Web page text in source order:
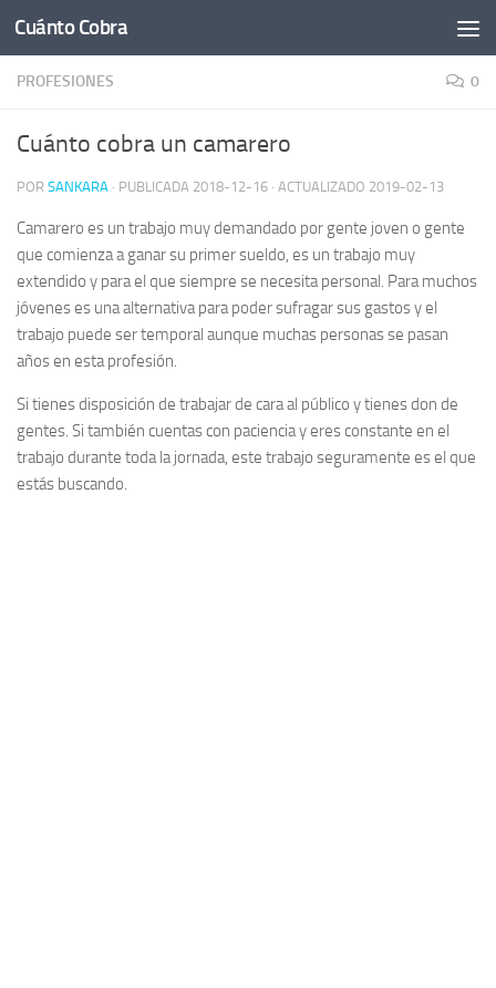
Saltar al contenido
Cuánto Cobra
PROFESIONES 0
Cuánto cobra un camarero
POR SANKARA · PUBLICADA 2018-12-16 · ACTUALIZADO 2019-02-13
Camarero es un trabajo muy demandado por gente joven o gente
que comienza a ganar su primer sueldo, es un trabajo muy
extendido y para el que siempre se necesita personal. Para muchos
jóvenes es una alternativa para poder sufragar sus gastos y el
trabajo puede ser temporal aunque muchas personas se pasan
años en esta profesión.
Si tienes disposición de trabajar de cara al público y tienes don de
gentes. Si también cuentas con paciencia y eres constante en el
trabajo durante toda la jornada, este trabajo seguramente es el que
estás buscando.